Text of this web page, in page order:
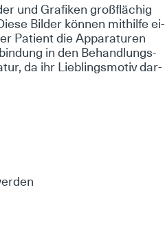
und Gra­fi­ken groß­flä­chig
Bil­der kön­nen mit­hil­fe ei­
Pa­ti­ent die Ap­pa­ra­tu­ren
in den Be­hand­lungs­
da ihr Lieb­lings­mo­tiv dar­